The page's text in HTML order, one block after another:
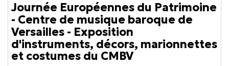
Journée Européennes du Patrimoine
- Centre de musique baroque de
Versailles - Exposition
d'instruments, décors, marionnettes
et costumes du CMBV